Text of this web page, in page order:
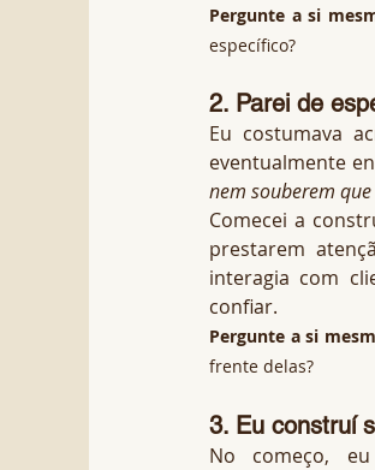
Pergunte a si
específico?
2. Parei de
Eu costumava
eventualmente
nem souberem que
Comecei a
prestarem
interagia com
confiar.
Pergunte a si
frente delas?
3. Eu construí
No começo,